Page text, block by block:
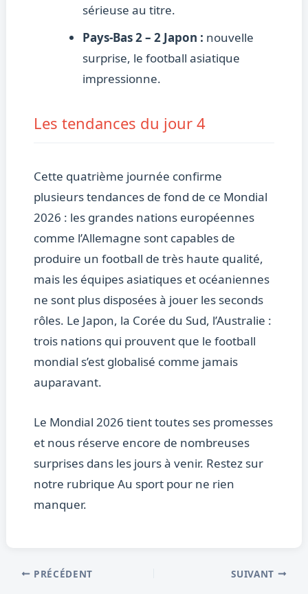
sérieuse au titre.
Pays-Bas 2 – 2 Japon : nouvelle
surprise, le football asiatique
impressionne.
Les tendances du jour 4
Cette quatrième journée confirme
plusieurs tendances de fond de ce Mondial
2026 : les grandes nations européennes
comme l’Allemagne sont capables de
produire un football de très haute qualité,
mais les équipes asiatiques et océaniennes
ne sont plus disposées à jouer les seconds
rôles. Le Japon, la Corée du Sud, l’Australie :
trois nations qui prouvent que le football
mondial s’est globalisé comme jamais
auparavant.
Le Mondial 2026 tient toutes ses promesses
et nous réserve encore de nombreuses
surprises dans les jours à venir. Restez sur
notre rubrique Au sport pour ne rien
manquer.
PRÉCÉDENT SUIVANT